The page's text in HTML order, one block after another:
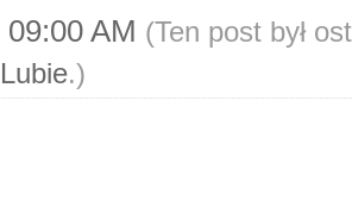
AM (Ten post był
.)